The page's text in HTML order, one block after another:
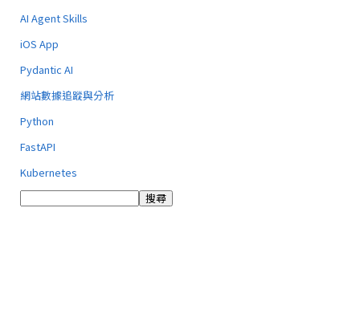
AI Agent Skills
iOS App
Pydantic AI
網站數據追蹤與分析
Python
FastAPI
Kubernetes